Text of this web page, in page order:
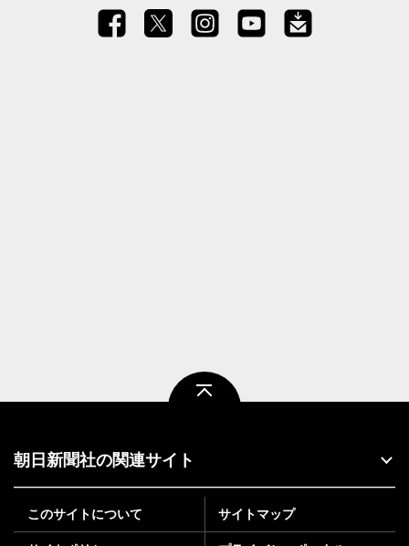
朝日新聞社の関連サイト
このサイトについて サイトマップ